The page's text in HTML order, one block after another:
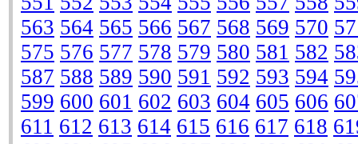
563 564 565 566 567 568 569 570
575 576 577 578 579 580 581 582
587 588 589 590 591 592 593 594
599 600 601 602 603 604 605 606
611 612 613 614 615 616 617 618